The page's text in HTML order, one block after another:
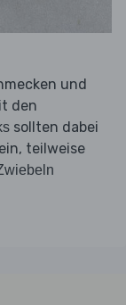
und
den
sollten dabei
teilweise